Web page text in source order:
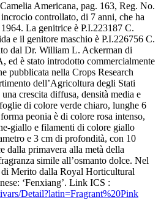
Americana, pag. 163, Reg. No.
controllato, di 7 anni, che ha
La genitrice è P.I.223187 C.
e il genitore maschio è P.I.226756 C.
dal Dr. William L. Ackerman di
ed è stato introdotto commercialmente
pubblicata nella Crops Research
dell’Agricoltura degli Stati
crescita diffusa, densità media e
di colore verde chiaro, lunghe 6
peonia è di colore rosa intenso,
giallo e filamenti di colore giallo
e 3 cm di profondità, con 10
dalla primavera alla metà della
simile all’osmanto dolce. Nel
Merito dalla Royal Horticultural
‘Fenxiang’. Link ICS :
Detail?latin=Fragrant%20Pink